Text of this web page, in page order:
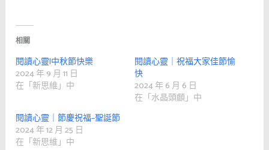
相關
閱讀心靈|中秋節快樂
2024 年 9 月 11 日
在「新思維」中
閱讀心靈｜祝福大家佳節愉
快
2024 年 6 月 6 日
在「水晶頭顱」中
閱讀心靈｜節慶祝福–聖誕節
2024 年 12 月 25 日
在「新思維」中